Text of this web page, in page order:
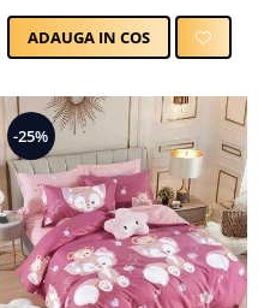
ADAUGA IN COS
-25%